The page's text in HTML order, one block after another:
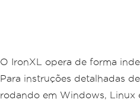
O IronXL opera de forma
Para instruções detalhadas
rodando em Windows, Linux